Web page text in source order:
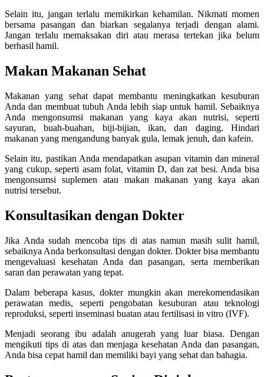
Selain itu, jangan terlalu memikirkan kehamilan. Nikmati momen
bersama pasangan dan biarkan segalanya terjadi dengan alami.
Jangan terlalu memaksakan diri atau merasa tertekan jika belum
berhasil hamil.
Makan Makanan Sehat
Makanan yang sehat dapat membantu meningkatkan kesuburan
Anda dan membuat tubuh Anda lebih siap untuk hamil. Sebaiknya
Anda mengonsumsi makanan yang kaya akan nutrisi, seperti
sayuran, buah-buahan, biji-bijian, ikan, dan daging. Hindari
makanan yang mengandung banyak gula, lemak jenuh, dan kafein.
Selain itu, pastikan Anda mendapatkan asupan vitamin dan mineral
yang cukup, seperti asam folat, vitamin D, dan zat besi. Anda bisa
mengonsumsi suplemen atau makan makanan yang kaya akan
nutrisi tersebut.
Konsultasikan dengan Dokter
Jika Anda sudah mencoba tips di atas namun masih sulit hamil,
sebaiknya Anda berkonsultasi dengan dokter. Dokter bisa membantu
mengevaluasi kesehatan Anda dan pasangan, serta memberikan
saran dan perawatan yang tepat.
Dalam beberapa kasus, dokter mungkin akan merekomendasikan
perawatan medis, seperti pengobatan kesuburan atau teknologi
reproduksi, seperti inseminasi buatan atau fertilisasi in vitro (IVF).
Menjadi seorang ibu adalah anugerah yang luar biasa. Dengan
mengikuti tips di atas dan menjaga kesehatan Anda dan pasangan,
Anda bisa cepat hamil dan memiliki bayi yang sehat dan bahagia.